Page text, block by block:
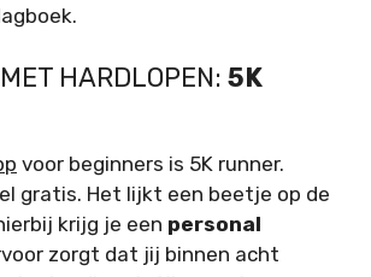
HARDLOPEN: 5K
voor beginners is 5K runner.
gratis. Het lijkt een beetje op de
krijg je een personal
zorgt dat jij binnen acht